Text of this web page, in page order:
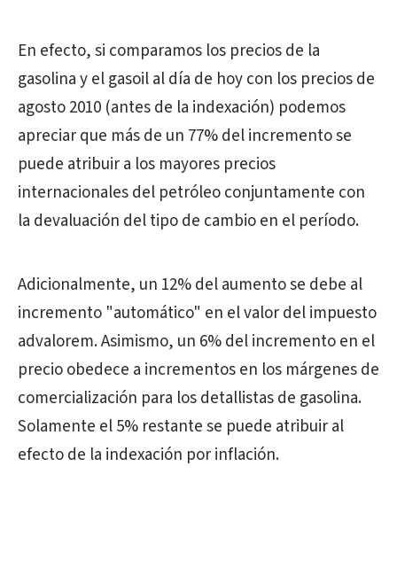
En efecto, si comparamos los precios de la
gasolina y el gasoil al día de hoy con los precios de
agosto 2010 (antes de la indexación) podemos
apreciar que más de un 77% del incremento se
puede atribuir a los mayores precios
internacionales del petróleo conjuntamente con
la devaluación del tipo de cambio en el período.
Adicionalmente, un 12% del aumento se debe al
incremento "automático" en el valor del impuesto
advalorem. Asimismo, un 6% del incremento en el
precio obedece a incrementos en los márgenes de
comercialización para los detallistas de gasolina.
Solamente el 5% restante se puede atribuir al
efecto de la indexación por inflación.